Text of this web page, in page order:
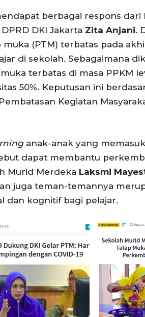
berbagai respons dari
DKI Jakarta Zita Anjani.
(PTM) terbatas pada
di sekolah. Sebagaimana
terbatas di masa PPKM
50%. Keputusan ini
Kegiatan
anak-anak yang
dapat membantu
Murid Merdeka Laksmi
juga teman-temannya
dan kognitif bagi pelajar.